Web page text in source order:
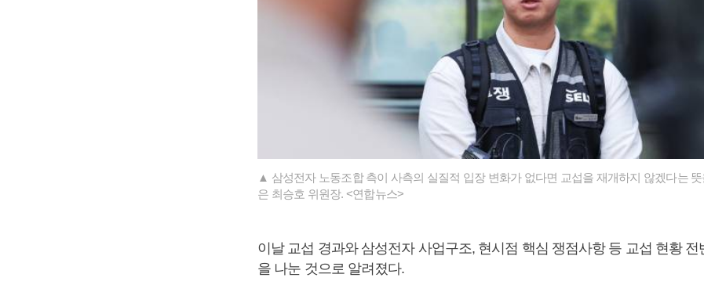
▲ 삼성전자 노동조합 측이 사측의 실질적 입장 변화가 없다면 교섭을 재개하지 않겠다는
은 최승호 위원장. <연합뉴스>
이날 교섭 경과와 삼성전자 사업구조, 현시점 핵심 쟁점사항 등 교섭 현황 전
을 나눈 것으로 알려졌다.